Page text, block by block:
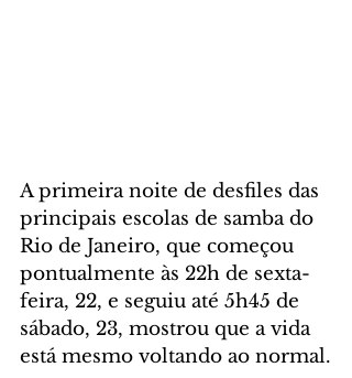
A primeira noite de desfiles das
principais escolas de samba do
Rio de Janeiro, que começou
pontualmente às 22h de sexta-
feira, 22, e seguiu até 5h45 de
sábado, 23, mostrou que a vida
está mesmo voltando ao normal.